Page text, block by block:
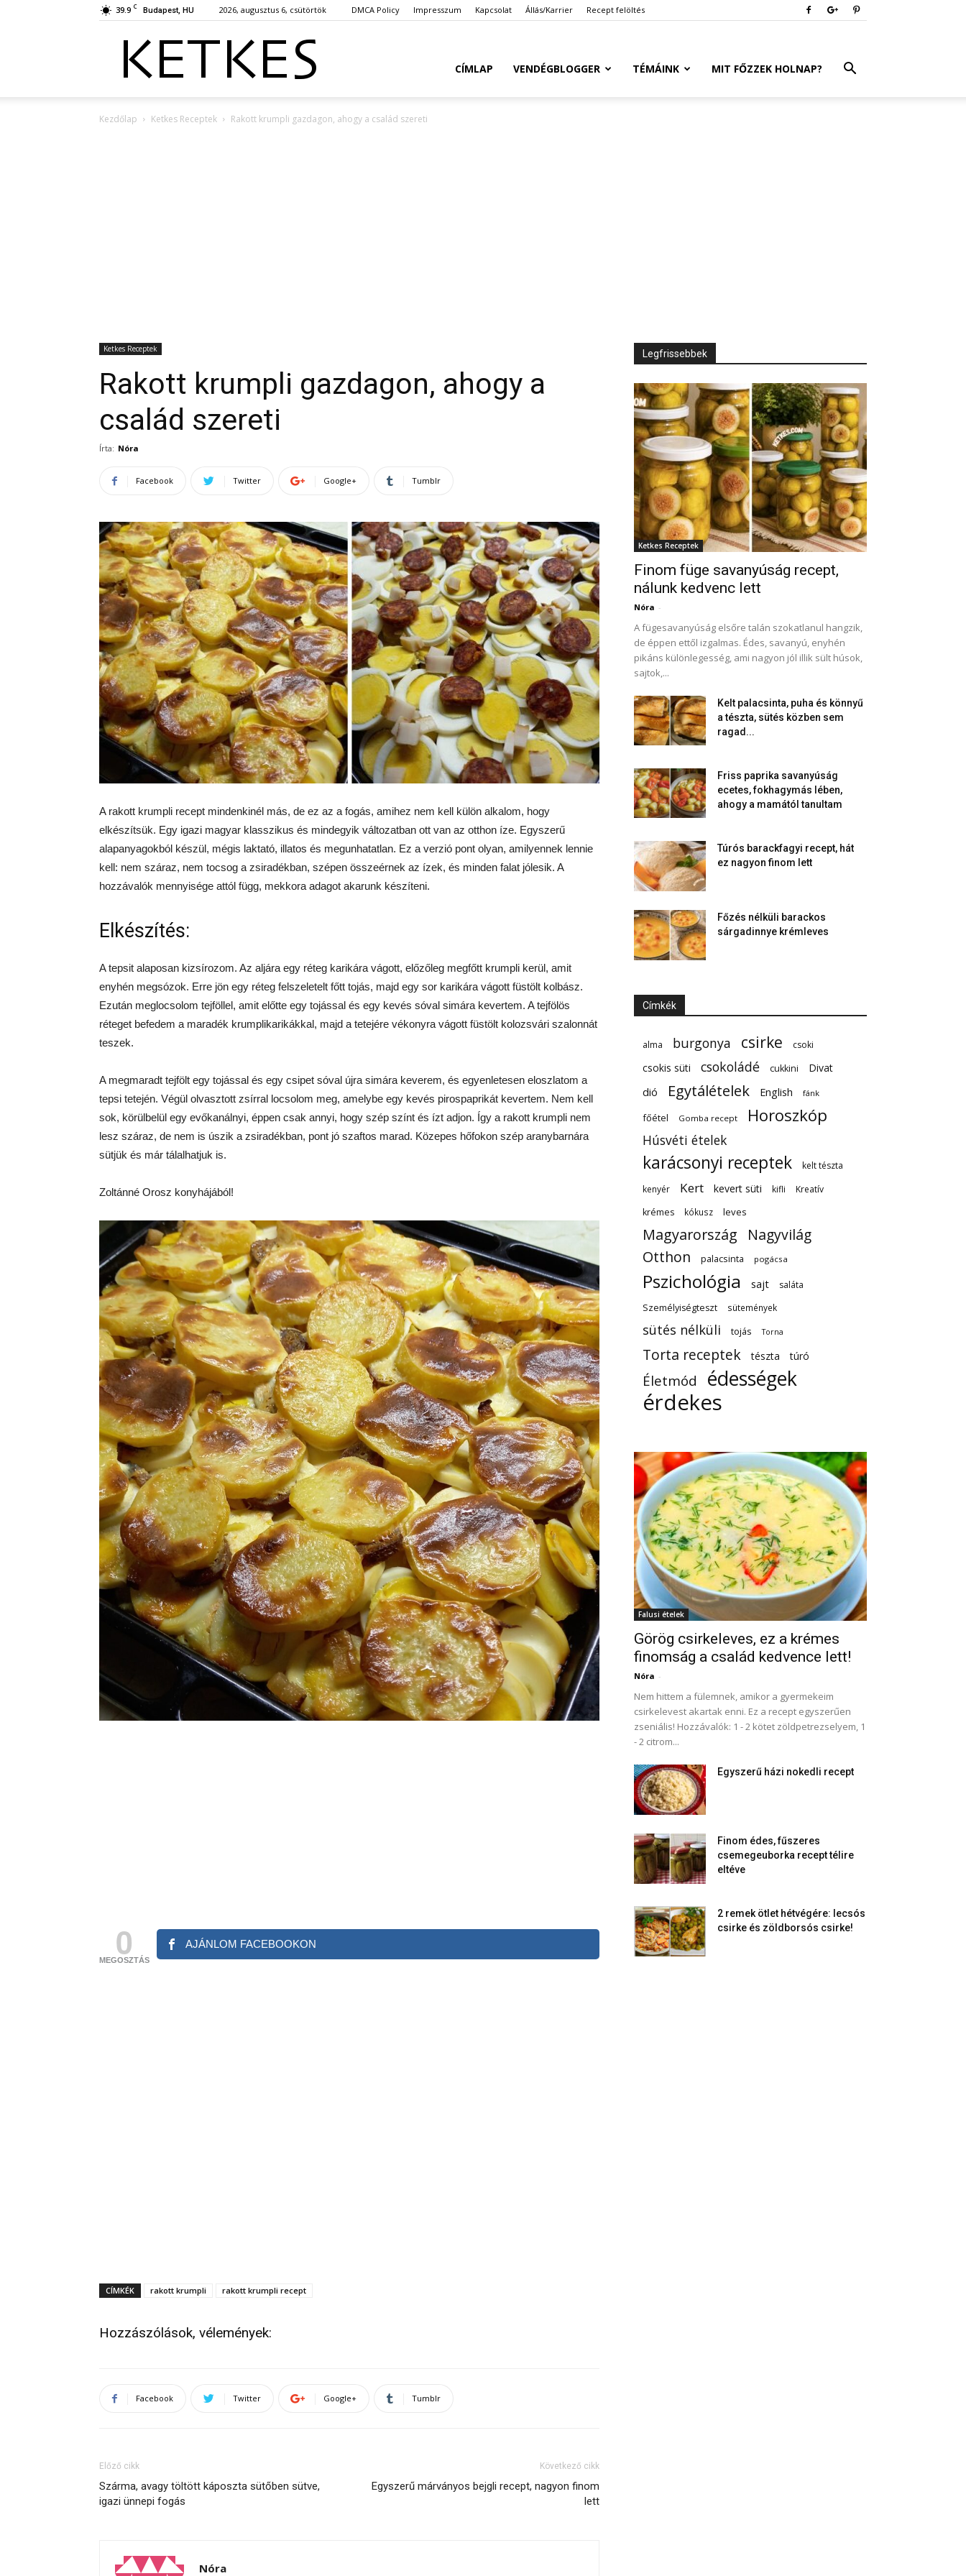
39.9 C Budapest, HU 2026, augusztus 6, csütörtök DMCA Policy Impresszum Kapcsolat Állás/Karrier Recept felöltés
CÍMLAP VENDÉGBLOGGER TÉMÁINK MIT FŐZZEK HOLNAP?
Kezdőlap Ketkes Receptek Rakott krumpli gazdagon, ahogy a család szereti
Ketkes Receptek
Rakott krumpli gazdagon, ahogy a
család szereti
Írta: Nóra
Facebook Twitter Google+ Tumblr
A rakott krumpli recept mindenkinél más, de ez az a fogás, amihez nem kell külön alkalom, hogy
elkészítsük. Egy igazi magyar klasszikus és mindegyik változatban ott van az otthon íze. Egyszerű
alapanyagokból készül, mégis laktató, illatos és megunhatatlan. Ez a verzió pont olyan, amilyennek lennie
kell: nem száraz, nem tocsog a zsiradékban, szépen összeérnek az ízek, és minden falat jólesik. A
hozzávalók mennyisége attól függ, mekkora adagot akarunk készíteni.
Elkészítés:
A tepsit alaposan kizsírozom. Az aljára egy réteg karikára vágott, előzőleg megfőtt krumpli kerül, amit
enyhén megsózok. Erre jön egy réteg felszeletelt főtt tojás, majd egy sor karikára vágott füstölt kolbász.
Ezután meglocsolom tejföllel, amit előtte egy tojással és egy kevés sóval simára kevertem. A tejfölös
réteget befedem a maradék krumplikarikákkal, majd a tetejére vékonyra vágott füstölt kolozsvári szalonnát
teszek.
A megmaradt tejfölt egy tojással és egy csipet sóval újra simára keverem, és egyenletesen eloszlatom a
tepsi tetején. Végül olvasztott zsírral locsolom meg, amelybe egy kevés pirospaprikát kevertem. Nem kell
sok, körülbelül egy evőkanálnyi, éppen csak annyi, hogy szép színt és ízt adjon. Így a rakott krumpli nem
lesz száraz, de nem is úszik a zsiradékban, pont jó szaftos marad. Közepes hőfokon szép aranybarnára
sütjük és már tálalhatjuk is.
Zoltánné Orosz konyhájából!
0
MEGOSZTÁS
AJÁNLOM FACEBOOKON
CÍMKÉK rakott krumpli rakott krumpli recept
Hozzászólások, vélemények:
Facebook Twitter Google+ Tumblr
Előző cikk
Szárma, avagy töltött káposzta sütőben sütve,
igazi ünnepi fogás
Következő cikk
Egyszerű márványos bejgli recept, nagyon finom
lett
Nóra
Legfrissebbek
Ketkes Receptek
Finom füge savanyúság recept,
nálunk kedvenc lett
Nóra -
A fügesavanyúság elsőre talán szokatlanul hangzik,
de éppen ettől izgalmas. Édes, savanyú, enyhén
pikáns különlegesség, ami nagyon jól illik sült húsok,
sajtok,...
Kelt palacsinta, puha és könnyű
a tészta, sütés közben sem
ragad...
Friss paprika savanyúság
ecetes, fokhagymás lében,
ahogy a mamától tanultam
Túrós barackfagyi recept, hát
ez nagyon finom lett
Főzés nélküli barackos
sárgadinnye krémleves
Címkék
alma burgonya csirke csoki
csokis süti csokoládé cukkini Divat
dió Egytálételek English fánk
főétel Gomba recept Horoszkóp
Húsvéti ételek
karácsonyi receptek
kelt tészta
kenyér
Kert kevert süti kifli
Kreatív
krémes
kókusz leves
Magyarország
Nagyvilág
Otthon
palacsinta pogácsa
Pszichológia sajt
saláta
Személyiségteszt
sütemények
sütés nélküli tojás Torna
Torta receptek tészta túró
Életmód édességek
érdekes
Falusi ételek
Görög csirkeleves, ez a krémes
finomság a család kedvence lett!
Nóra -
Nem hittem a fülemnek, amikor a gyermekeim
csirkelevest akartak enni. Ez a recept egyszerűen
zseniális! Hozzávalók: 1 - 2 kötet zöldpetrezselyem, 1
- 2 citrom...
Egyszerű házi nokedli recept
Finom édes, fűszeres
csemegeuborka recept télire
eltéve
2 remek ötlet hétvégére: lecsós
csirke és zöldborsós csirke!